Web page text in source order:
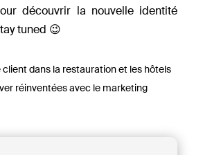
découvrir la nouvelle identité
tuned 😉
client dans la restauration et les hôtels
réinventées avec le marketing